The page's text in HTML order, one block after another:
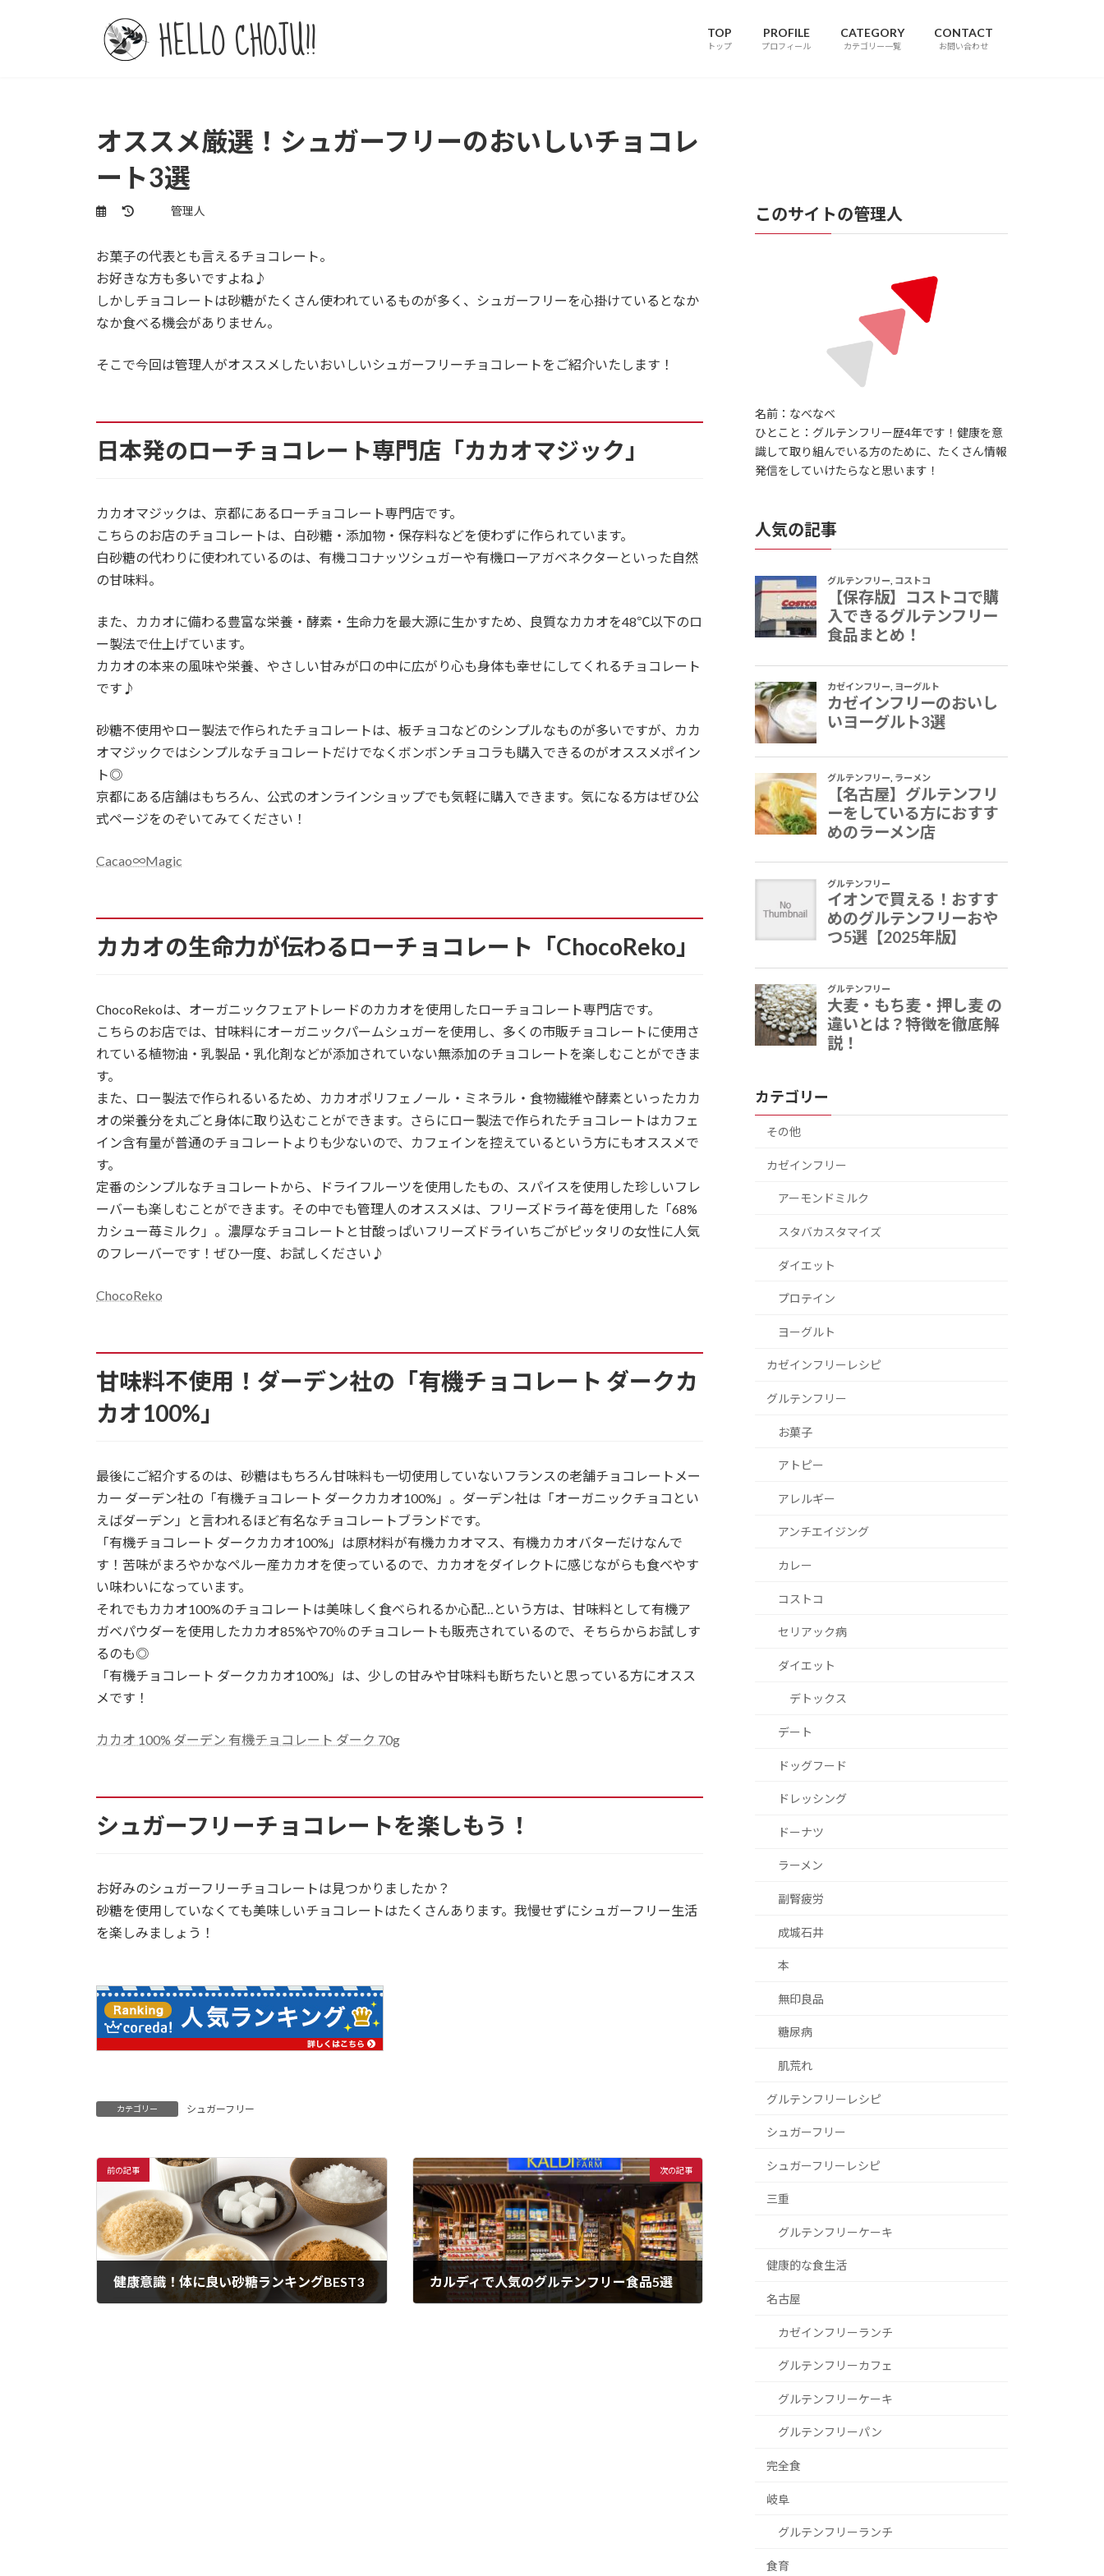
TOP
トップ
PROFILE
プロフィール
CATEGORY
カテゴリー一覧
CONTACT
お問い合わせ
オススメ厳選！シュガーフリーのおいしいチョコレ
ート3選
新
日
:
管理人
お菓子の代表とも言えるチョコレート。
お好きな方も多いですよね♪
しかしチョコレートは砂糖がたくさん使われているものが多く、シュガーフリーを心掛けているとなか
なか食べる機会がありません。
そこで今回は管理人がオススメしたいおいしいシュガーフリーチョコレートをご紹介いたします！
日本発のローチョコレート専門店「カカオマジック」
カカオマジックは、京都にあるローチョコレート専門店です。
こちらのお店のチョコレートは、白砂糖・添加物・保存料などを使わずに作られています。
白砂糖の代わりに使われているのは、有機ココナッツシュガーや有機ローアガベネクターといった自然
の甘味料。
また、カカオに備わる豊富な栄養・酵素・生命力を最大源に生かすため、良質なカカオを48℃以下のロ
ー製法で仕上げています。
カカオの本来の風味や栄養、やさしい甘みが口の中に広がり心も身体も幸せにしてくれるチョコレート
です♪
砂糖不使用やロー製法で作られたチョコレートは、板チョコなどのシンプルなものが多いですが、カカ
オマジックではシンプルなチョコレートだけでなくボンボンチョコラも購入できるのがオススメポイン
ト◎
京都にある店舗はもちろん、公式のオンラインショップでも気軽に購入できます。気になる方はぜひ公
式ページをのぞいてみてください！
Cacao∞Magic
カカオの生命力が伝わるローチョコレート「ChocoReko」
ChocoRekoは、オーガニックフェアトレードのカカオを使用したローチョコレート専門店です。
こちらのお店では、甘味料にオーガニックパームシュガーを使用し、多くの市販チョコレートに使用さ
れている植物油・乳製品・乳化剤などが添加されていない無添加のチョコレートを楽しむことができま
す。
また、ロー製法で作られるいるため、カカオポリフェノール・ミネラル・食物繊維や酵素といったカカ
オの栄養分を丸ごと身体に取り込むことができます。さらにロー製法で作られたチョコレートはカフェ
イン含有量が普通のチョコレートよりも少ないので、カフェインを控えているという方にもオススメで
す。
定番のシンプルなチョコレートから、ドライフルーツを使用したもの、スパイスを使用した珍しいフレ
ーバーも楽しむことができます。その中でも管理人のオススメは、フリーズドライ苺を使用した「68%
カシュー苺ミルク」。濃厚なチョコレートと甘酸っぱいフリーズドライいちごがピッタリの女性に人気
のフレーバーです！ぜひ一度、お試しください♪
ChocoReko
甘味料不使用！ダーデン社の「有機チョコレート ダークカ
カオ100%」
最後にご紹介するのは、砂糖はもちろん甘味料も一切使用していないフランスの老舗チョコレートメー
カー ダーデン社の「有機チョコレート ダークカカオ100%」。ダーデン社は「オーガニックチョコとい
えばダーデン」と言われるほど有名なチョコレートブランドです。
「有機チョコレート ダークカカオ100%」は原材料が有機カカオマス、有機カカオバターだけなんで
す！苦味がまろやかなペルー産カカオを使っているので、カカオをダイレクトに感じながらも食べやす
い味わいになっています。
それでもカカオ100%のチョコレートは美味しく食べられるか心配…という方は、甘味料として有機ア
ガベパウダーを使用したカカオ85%や70％のチョコレートも販売されているので、そちらからお試しす
るのも◎
「有機チョコレート ダークカカオ100%」は、少しの甘みや甘味料も断ちたいと思っている方にオスス
メです！
カカオ 100% ダーデン 有機チョコレート ダーク 70g
シュガーフリーチョコレートを楽しもう！
お好みのシュガーフリーチョコレートは見つかりましたか？
砂糖を使用していなくても美味しいチョコレートはたくさんあります。我慢せずにシュガーフリー生活
を楽しみましょう！
カテゴリー シュガーフリー
前の記事
健康意識！体に良い砂糖ランキングBEST3
次の記事
カルディで人気のグルテンフリー食品5選
このサイトの管理人
名前：なべなべ
ひとこと：グルテンフリー歴4年です！健康を意
識して取り組んでいる方のために、たくさん情報
発信をしていけたらなと思います！
人気の記事
カテゴリー
その他
カゼインフリー
アーモンドミルク
スタバカスタマイズ
ダイエット
プロテイン
ヨーグルト
カゼインフリーレシピ
グルテンフリー
お菓子
アトピー
アレルギー
アンチエイジング
カレー
コストコ
セリアック病
ダイエット
デトックス
デート
ドッグフード
ドレッシング
ドーナツ
ラーメン
副腎疲労
成城石井
本
無印良品
糖尿病
肌荒れ
グルテンフリーレシピ
シュガーフリー
シュガーフリーレシピ
三重
グルテンフリーケーキ
健康的な食生活
名古屋
カゼインフリーランチ
グルテンフリーカフェ
グルテンフリーケーキ
グルテンフリーパン
完全食
岐阜
グルテンフリーランチ
食育